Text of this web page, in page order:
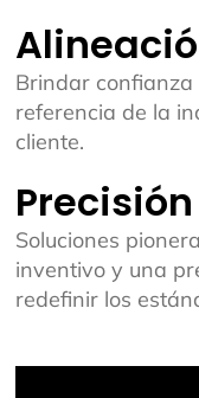
Brindar confianza
referencia de la
cliente.
Soluciones
inventivo y una
redefinir los